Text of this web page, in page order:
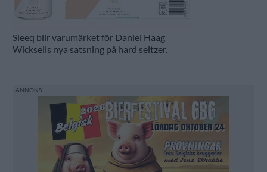
Sleeq blir varumärket för Daniel Haag
Wicksells nya satsning på hard seltzer.